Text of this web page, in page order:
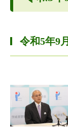
令和5年9